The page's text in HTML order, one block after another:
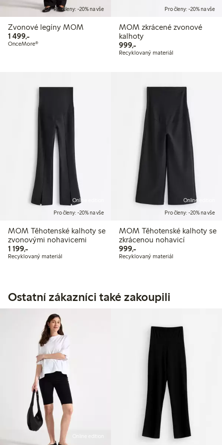
Pro členy: -20% na vše
Zvonové legíny MOM
1 499,-1 499,00 Kč
OnceMore®
Pro členy: -20% na vše
MOM zkrácené zvonové
kalhoty
999,-999,00 Kč
Recyklovaný materiál
Online edition
Pro členy: -20% na vše
MOM Těhotenské kalhoty se
zvonovými nohavicemi
1 199,-1 199,00 Kč
Recyklovaný materiál
Online edition
Pro členy: -20% na vše
MOM Těhotenské kalhoty se
zkrácenou nohavicí
999,-999,00 Kč
Recyklovaný materiál
Ostatní zákazníci také zakoupili